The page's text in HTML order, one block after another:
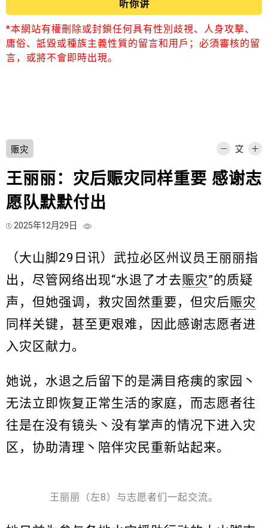
听你讲
*本網站有權刪除或封鎖任何具有性別歧視、人身攻擊、
庸俗、詆毀或種族主義性質的留言和用戶；必須審核的留
言，或將不會即時出現。
赈灾
王丽丽：灾后赈灾同样重要 感谢志
愿队默默付出
2025年12月29日
（大山脚29日讯）武拉必区州议员王丽丽指
出，尽管网络出现“水退了才去赈灾”的质疑
声，但她强调，救灾固然重要，但灾后赈灾
同样关键，甚至更艰难，因此感谢志愿者进
入灾区献力。
她说，水退之后留下的是满目疮痍的家园丶
无法立即恢复正常生活的家庭，而志愿者往
往是在没有镜头丶没有掌声的情况下进入灾
区，协助清理丶陪伴灾民重新站起来。
王丽丽（左8）与志愿者们一起交流。